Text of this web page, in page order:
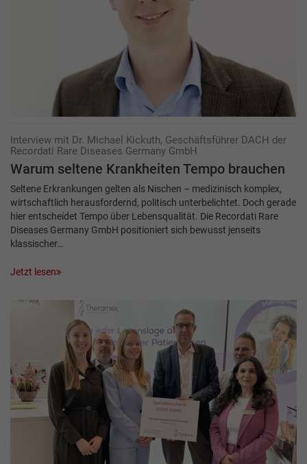
Interview mit Dr. Michael Kickuth, Geschäftsführer DACH der
Recordati Rare Diseases Germany GmbH
Warum seltene Krankheiten Tempo brauchen
Seltene Erkrankungen gelten als Nischen – medizinisch komplex,
wirtschaftlich herausfordernd, politisch unterbelichtet. Doch gerade
hier entscheidet Tempo über Lebensqualität. Die Recordati Rare
Diseases Germany GmbH positioniert sich bewusst jenseits
klassischer…
Jetzt lesen